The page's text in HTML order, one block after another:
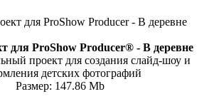
для ProShow Producer® - В деревне
проект для создания слайд-шоу и
детских фотографий
Размер: 147.86 Mb